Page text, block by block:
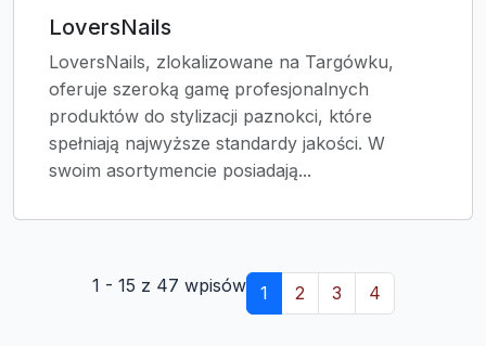
LoversNails
LoversNails, zlokalizowane na Targówku,
oferuje szeroką gamę profesjonalnych
produktów do stylizacji paznokci, które
spełniają najwyższe standardy jakości. W
swoim asortymencie posiadają...
1 - 15 z 47 wpisów 1 2 3 4